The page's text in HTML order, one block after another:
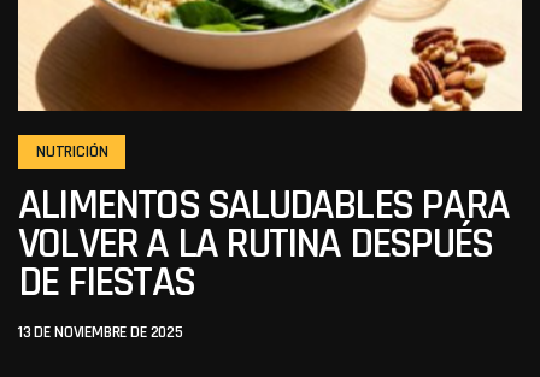
NUTRICIÓN
ALIMENTOS SALUDABLES PARA
VOLVER A LA RUTINA DESPUÉS
DE FIESTAS
13 DE NOVIEMBRE DE 2025